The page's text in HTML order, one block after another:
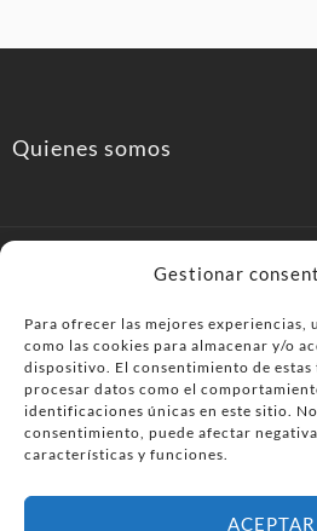
Gestionar
Para ofrecer las mejores experiencias,
como las cookies para almacenar y/o
dispositivo. El consentimiento de
procesar datos como el
identificaciones únicas en este sitio.
consentimiento, puede afectar
características y funciones.
ACEPTAR
Quienes somos
Agenda de eventos y planes en
ocio, cultura y gastronomía
comarca del